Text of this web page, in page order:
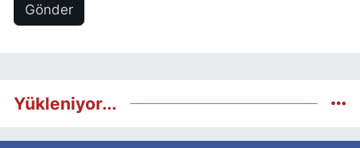
Gönder
Yükleniyor...